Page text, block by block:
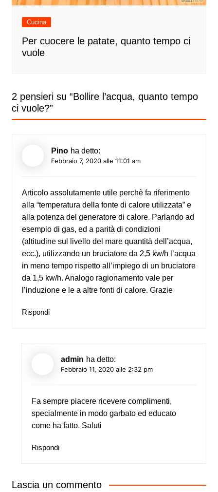
Cucina
Per cuocere le patate, quanto tempo ci
vuole
2 pensieri su “Bollire l’acqua, quanto tempo
ci vuole?”
Pino ha detto:
Febbraio 7, 2020 alle 11:01 am
Articolo assolutamente utile perchè fa riferimento
alla “temperatura della fonte di calore utilizzata” e
alla potenza del generatore di calore. Parlando ad
esempio di gas, ed a parità di condizioni
(altitudine sul livello del mare quantità dell’acqua,
ecc.), utilizzando un bruciatore da 2,5 kw/h l’acqua
in meno tempo rispetto all’impiego di un bruciatore
da 1,5 kw/h. Analogo ragionamento vale per
l’induzione e le a altre fonti di calore. Grazie
Rispondi
admin ha detto:
Febbraio 11, 2020 alle 2:32 pm
Fa sempre piacere ricevere complimenti,
specialmente in modo garbato ed educato
come ha fatto. Saluti
Rispondi
Lascia un commento